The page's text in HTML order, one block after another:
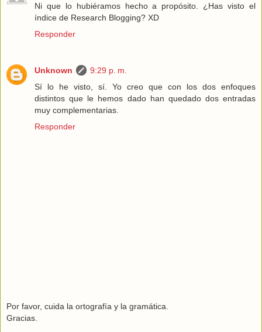
Ni que lo hubiéramos hecho a propósito. ¿Has visto el
índice de Research Blogging? XD
Responder
Unknown
9:29 p. m.
Sí lo he visto, sí. Yo creo que con los dos enfoques
distintos que le hemos dado han quedado dos entradas
muy complementarias.
Responder
Por favor, cuida la ortografía y la gramática.
Gracias.